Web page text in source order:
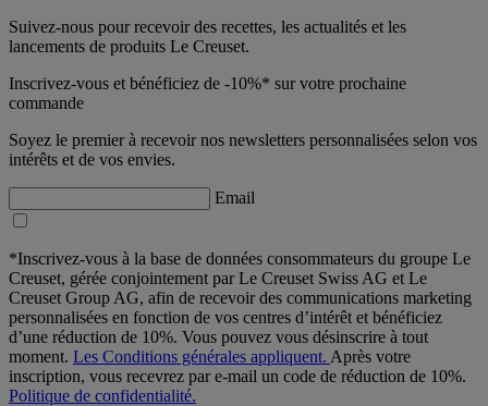
Suivez-nous pour recevoir des recettes, les actualités et les
lancements de produits Le Creuset.
Inscrivez-vous et bénéficiez de -10%* sur votre prochaine
commande
Soyez le premier à recevoir nos newsletters personnalisées selon vos
intérêts et de vos envies.
Email
*Inscrivez-vous à la base de données consommateurs du groupe Le
Creuset, gérée conjointement par Le Creuset Swiss AG et Le
Creuset Group AG, afin de recevoir des communications marketing
personnalisées en fonction de vos centres d’intérêt et bénéficiez
d’une réduction de 10%. Vous pouvez vous désinscrire à tout
moment. Les Conditions générales appliquent. Après votre
inscription, vous recevrez par e-mail un code de réduction de 10%.
Politique de confidentialité.